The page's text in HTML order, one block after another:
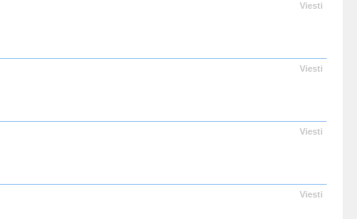
Viesti
Viesti
Viesti
Viesti